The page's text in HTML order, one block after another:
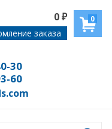
0
0₽
заказа
30
60